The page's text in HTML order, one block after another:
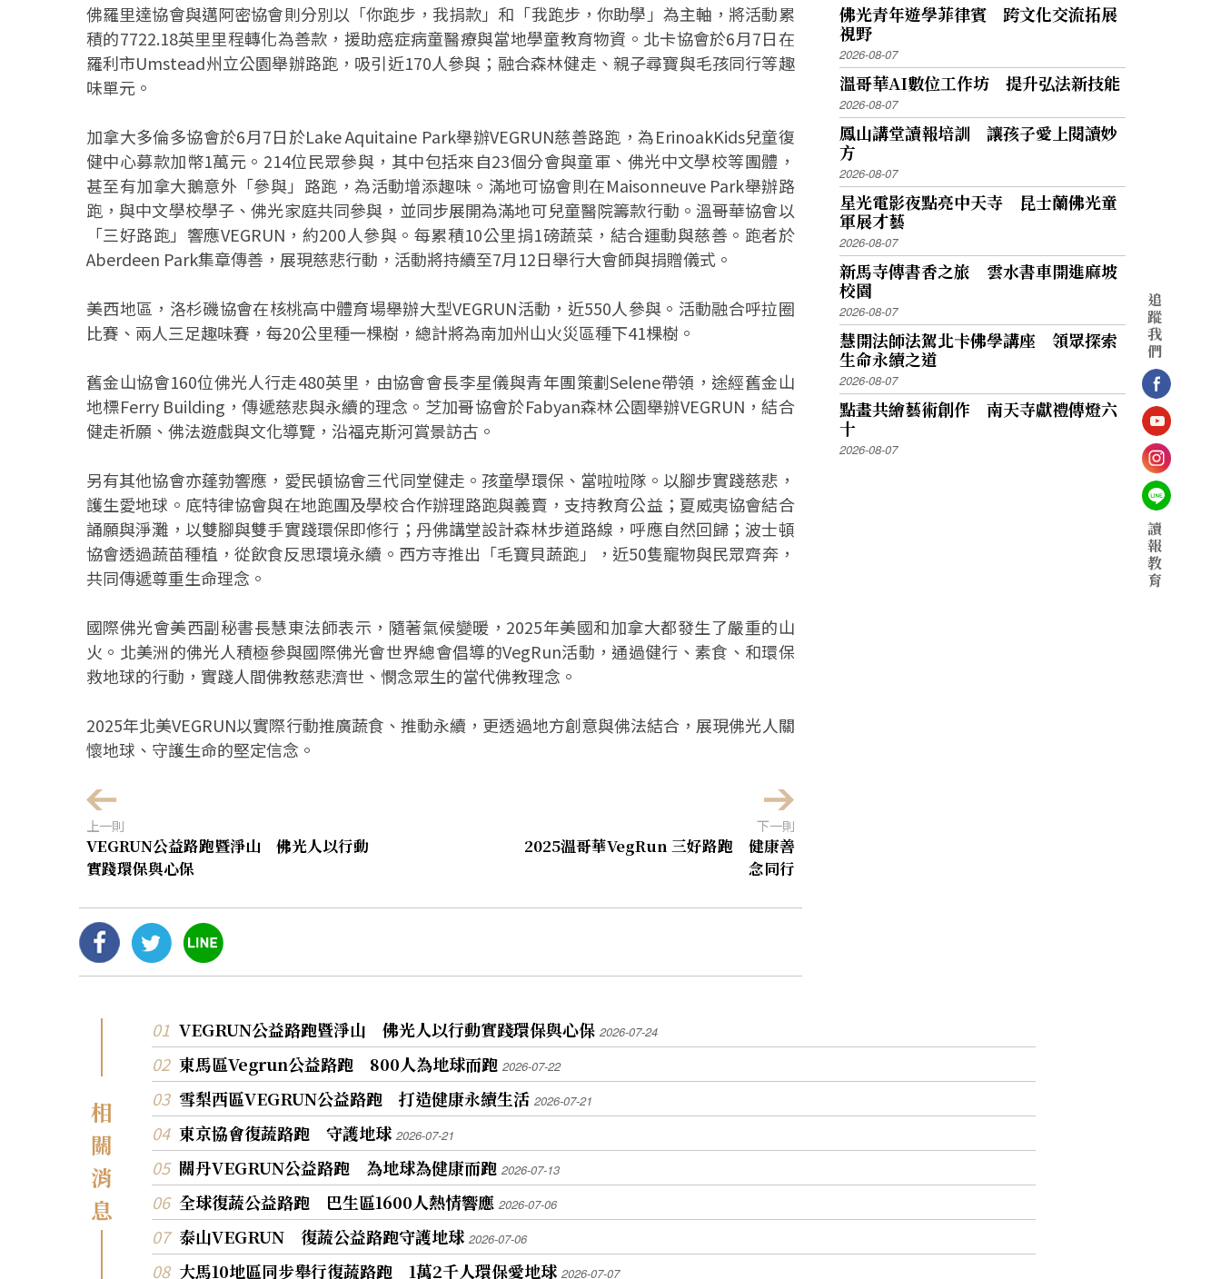
佛羅里達協會與邁阿密協會則分別以「你跑步，我捐款」和「我跑步，你助學」為主軸，將活動累
積的7722.18英里里程轉化為善款，援助癌症病童醫療與當地學童教育物資。北卡協會於6月7日在
羅利市Umstead州立公園舉辦路跑，吸引近170人參與；融合森林健走、親子尋寶與毛孩同行等趣
味單元。
加拿大多倫多協會於6月7日於Lake Aquitaine Park舉辦VEGRUN慈善路跑，為ErinoakKids兒童復
健中心募款加幣1萬元。214位民眾參與，其中包括來自23個分會與童軍、佛光中文學校等團體，
甚至有加拿大鵝意外「參與」路跑，為活動增添趣味。滿地可協會則在Maisonneuve Park舉辦路
跑，與中文學校學子、佛光家庭共同參與，並同步展開為滿地可兒童醫院籌款行動。溫哥華協會以
「三好路跑」響應VEGRUN，約200人參與。每累積10公里捐1磅蔬菜，結合運動與慈善。跑者於
Aberdeen Park集章傳善，展現慈悲行動，活動將持續至7月12日舉行大會師與捐贈儀式。
美西地區，洛杉磯協會在核桃高中體育場舉辦大型VEGRUN活動，近550人參與。活動融合呼拉圈
比賽、兩人三足趣味賽，每20公里種一棵樹，總計將為南加州山火災區種下41棵樹。
舊金山協會160位佛光人行走480英里，由協會會長李星儀與青年團策劃Selene帶領，途經舊金山
地標Ferry Building，傳遞慈悲與永續的理念。芝加哥協會於Fabyan森林公園舉辦VEGRUN，結合
健走祈願、佛法遊戲與文化導覽，沿福克斯河賞景訪古。
另有其他協會亦蓬勃響應，愛民頓協會三代同堂健走。孩童學環保、當啦啦隊。以腳步實踐慈悲，
護生愛地球。底特律協會與在地跑團及學校合作辦理路跑與義賣，支持教育公益；夏威夷協會結合
誦願與淨灘，以雙腳與雙手實踐環保即修行；丹佛講堂設計森林步道路線，呼應自然回歸；波士頓
協會透過蔬苗種植，從飲食反思環境永續。西方寺推出「毛寶貝蔬跑」，近50隻寵物與民眾齊奔，
共同傳遞尊重生命理念。
國際佛光會美西副秘書長慧東法師表示，隨著氣候變暖，2025年美國和加拿大都發生了嚴重的山
火。北美洲的佛光人積極參與國際佛光會世界總會倡導的VegRun活動，通過健行、素食、和環保
救地球的行動，實踐人間佛教慈悲濟世、憫念眾生的當代佛教理念。
2025年北美VEGRUN以實際行動推廣蔬食、推動永續，更透過地方創意與佛法結合，展現佛光人關
懷地球、守護生命的堅定信念。
上一則
VEGRUN公益路跑暨淨山 佛光人以行動
實踐環保與心保
下一則
2025溫哥華VegRun 三好路跑 健康善
念同行
佛光青年遊學菲律賓 跨文化交流拓展
視野
2026-08-07
溫哥華AI數位工作坊 提升弘法新技能
2026-08-07
鳳山講堂讀報培訓 讓孩子愛上閱讀妙
方
2026-08-07
星光電影夜點亮中天寺 昆士蘭佛光童
軍展才藝
2026-08-07
新馬寺傳書香之旅 雲水書車開進麻坡
校園
2026-08-07
慧開法師法駕北卡佛學講座 領眾探索
生命永續之道
2026-08-07
點畫共繪藝術創作 南天寺獻禮傳燈六
十
2026-08-07
相
關
消
息
VEGRUN公益路跑暨淨山 佛光人以行動實踐環保與心保 2026-07-24
東馬區Vegrun公益路跑 800人為地球而跑 2026-07-22
雪梨西區VEGRUN公益路跑 打造健康永續生活 2026-07-21
東京協會復蔬路跑 守護地球 2026-07-21
關丹VEGRUN公益路跑 為地球為健康而跑 2026-07-13
全球復蔬公益路跑 巴生區1600人熱情響應 2026-07-06
泰山VEGRUN 復蔬公益路跑守護地球 2026-07-06
大馬10地區同步舉行復蔬路跑 1萬2千人環保愛地球 2026-07-07
追
蹤
我
們
讀
報
教
育